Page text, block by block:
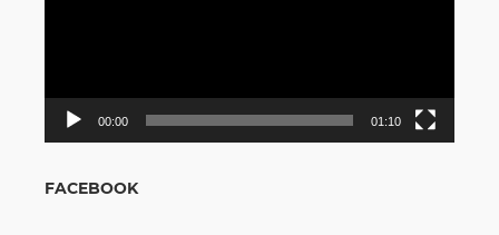
00:00 01:10
FACEBOOK